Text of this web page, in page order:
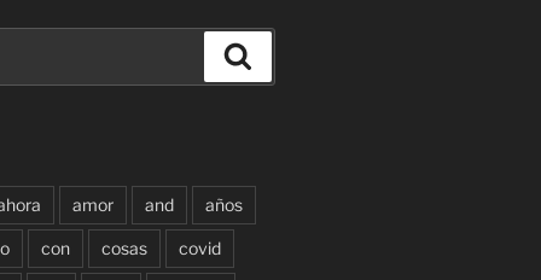
amor and años
con cosas covid